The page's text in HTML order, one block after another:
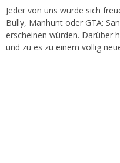
Jeder von uns würde sich
Bully, Manhunt oder GTA:
erscheinen würden. Darüber
und zu es zu einem völlig